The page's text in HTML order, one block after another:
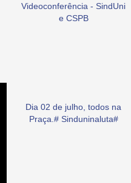
Videoconferência - SindUni
e CSPB
Dia 02 de julho, todos na
Praça.# Sinduninaluta#